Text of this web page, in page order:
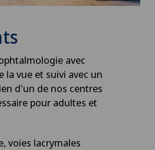
avec
la vue et suivi avec un
d'un de nos centres
pour adultes et
voies lacrymales